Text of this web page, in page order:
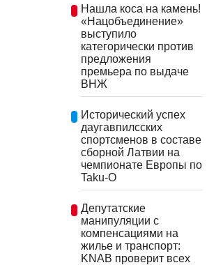
Нашла коса на камень!
«Нацобъединение»
выступило
категорически против
предложения
премьера по выдаче
ВНЖ
Исторический успех
даугавпилсских
спортсменов в составе
сборной Латвии на
чемпионате Европы по
Taku-O
Депутатские
манипуляции с
компенсациями на
жилье и транспорт:
KNAB проверит всех